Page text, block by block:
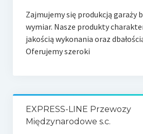
Zajmujemy się produkcją garaży
wymiar. Nasze produkty
jakością wykonania oraz
Oferujemy szeroki
EXPRESS-LINE Przewozy
Międzynarodowe s.c.